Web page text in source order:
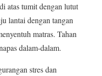
atas tumit dengan lutut
lantai dengan tangan
matras. Tahan
dalam-dalam.
stres dan